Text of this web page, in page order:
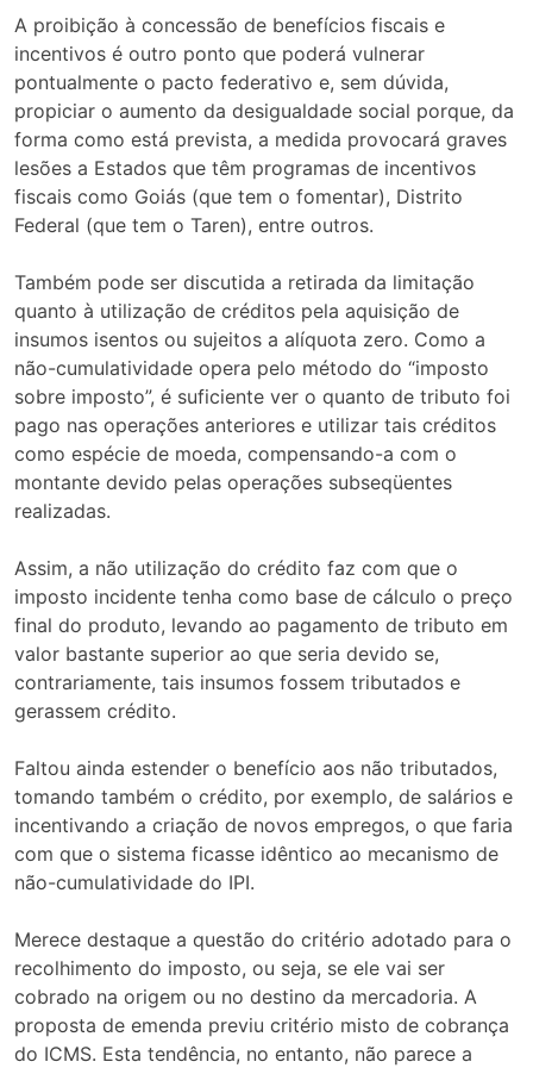
A proibição à concessão de benefícios fiscais e
incentivos é outro ponto que poderá vulnerar
pontualmente o pacto federativo e, sem dúvida,
propiciar o aumento da desigualdade social porque, da
forma como está prevista, a medida provocará graves
lesões a Estados que têm programas de incentivos
fiscais como Goiás (que tem o fomentar), Distrito
Federal (que tem o Taren), entre outros.
Também pode ser discutida a retirada da limitação
quanto à utilização de créditos pela aquisição de
insumos isentos ou sujeitos a alíquota zero. Como a
não-cumulatividade opera pelo método do “imposto
sobre imposto”, é suficiente ver o quanto de tributo foi
pago nas operações anteriores e utilizar tais créditos
como espécie de moeda, compensando-a com o
montante devido pelas operações subseqüentes
realizadas.
Assim, a não utilização do crédito faz com que o
imposto incidente tenha como base de cálculo o preço
final do produto, levando ao pagamento de tributo em
valor bastante superior ao que seria devido se,
contrariamente, tais insumos fossem tributados e
gerassem crédito.
Faltou ainda estender o benefício aos não tributados,
tomando também o crédito, por exemplo, de salários e
incentivando a criação de novos empregos, o que faria
com que o sistema ficasse idêntico ao mecanismo de
não-cumulatividade do IPI.
Merece destaque a questão do critério adotado para o
recolhimento do imposto, ou seja, se ele vai ser
cobrado na origem ou no destino da mercadoria. A
proposta de emenda previu critério misto de cobrança
do ICMS. Esta tendência, no entanto, não parece a